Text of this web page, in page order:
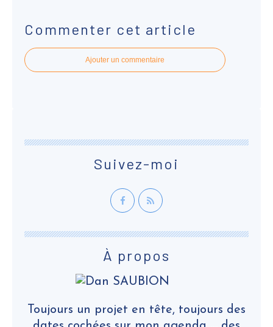
Commenter cet article
Ajouter un commentaire
Suivez-moi
À propos
Toujours un projet en tête, toujours des